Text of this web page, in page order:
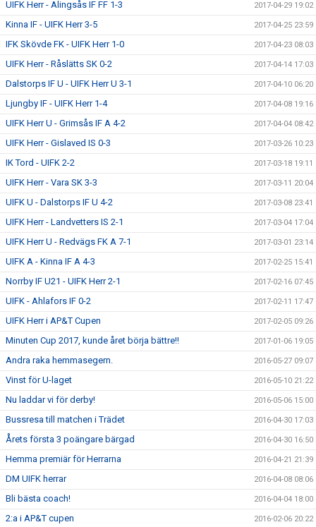
UIFK Herr - Alingsås IF FF 1-3 2017-04-29 19:02
Kinna IF - UIFK Herr 3-5 2017-04-25 23:59
IFK Skövde FK - UIFK Herr 1-0 2017-04-23 08:03
UIFK Herr - Råslätts SK 0-2 2017-04-14 17:03
Dalstorps IF U - UIFK Herr U 3-1 2017-04-10 06:20
Ljungby IF - UIFK Herr 1-4 2017-04-08 19:16
UIFK Herr U - Grimsås IF A 4-2 2017-04-04 08:42
UIFK Herr - Gislaved IS 0-3 2017-03-26 10:23
IK Tord - UIFK 2-2 2017-03-18 19:11
UIFK Herr - Vara SK 3-3 2017-03-11 20:04
UIFK U - Dalstorps IF U 4-2 2017-03-08 23:41
UIFK Herr - Landvetters IS 2-1 2017-03-04 17:04
UIFK Herr U - Redvägs FK A 7-1 2017-03-01 23:14
UIFK A - Kinna IF A 4-3 2017-02-25 15:41
Norrby IF U21 - UIFK Herr 2-1 2017-02-16 07:45
UIFK - Ahlafors IF 0-2 2017-02-11 17:47
UIFK Herr i AP&T Cupen 2017-02-05 09:26
Minuten Cup 2017, kunde året börja bättre!! 2017-01-06 19:05
Andra raka hemmasegern. 2016-05-27 09:07
Vinst för U-laget 2016-05-10 21:22
Nu laddar vi för derby! 2016-05-06 15:00
Bussresa till matchen i Trädet 2016-04-30 17:03
Årets första 3 poängare bärgad 2016-04-30 16:50
Hemma premiär för Herrarna 2016-04-21 21:39
DM UIFK herrar 2016-04-08 08:06
Bli bästa coach! 2016-04-04 18:00
2:a i AP&T cupen 2016-02-06 20:22